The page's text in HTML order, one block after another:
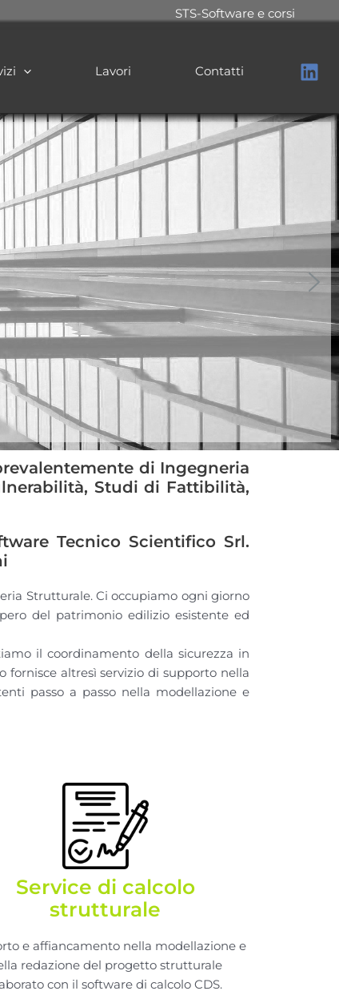
STS-Software e corsi
Lavori Contatti
di Ingegneria
Studi di Fattibilità,
Tecnico Scientifico Srl.
Strutturale. Ci occupiamo ogni giorno
del patrimonio edilizio esistente ed
il coordinamento della sicurezza in
fornisce altresì servizio di supporto nella
passo a passo nella modellazione e
Service di calcolo
strutturale
e affiancamento nella modellazione e
redazione del progetto strutturale
con il software di calcolo CDS.